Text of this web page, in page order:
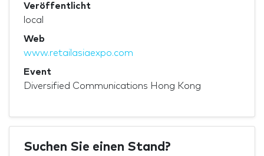
Veröffentlicht
local
Web
www.retailasiaexpo.com
Event
Diversified Communications Hong Kong
Suchen Sie einen Stand?